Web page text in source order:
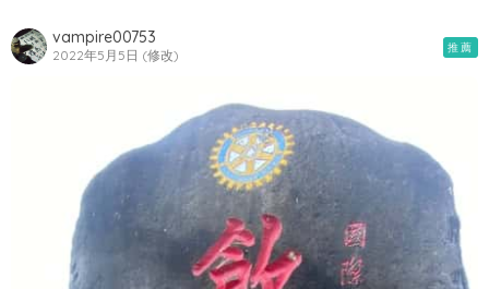
vampire00753
2022年5月5日 (修改) 推薦